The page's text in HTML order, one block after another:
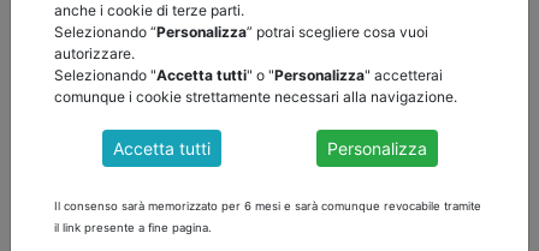
Comunicato Stampa N° 115 del 20/06/2022
Capacity Italy, lo sportello tecnico per le
Amministrazioni in prima linea nell’attuazione
del PNRR – Online il portale a supporto di tutti
Il contenuto è visibile solamente agli utenti registrati. Effettua il
anche i cookie di terze parti.
Selezionando “Personalizza” potrai scegliere cosa vuoi
autorizzare.
Selezionando "Accetta tutti" o "Personalizza" accetterai
comunque i cookie strettamente necessari alla navigazione.
Accetta tutti Personalizza
Il consenso sarà memorizzato per 6 mesi e sarà comunque revocabile tramite
il link presente a fine pagina.